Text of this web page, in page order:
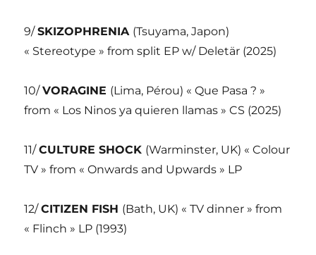
9/SKIZOPHRENIA (Tsuyama, Japon)
« Stereotype » from split EP w/ Deletär (2025)
10/VORAGINE (Lima, Pérou) « Que Pasa ? »
from « Los Ninos ya quieren llamas » CS (2025)
11/CULTURE SHOCK (Warminster, UK) « Colour
TV » from « Onwards and Upwards » LP
12/CITIZEN FISH (Bath, UK) « TV dinner » from
« Flinch » LP (1993)